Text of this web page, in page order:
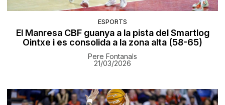
ESPORTS
El Manresa CBF guanya a la pista del Smartlog
Ointxe i es consolida a la zona alta (58-65)
Pere Fontanals
21/03/2026